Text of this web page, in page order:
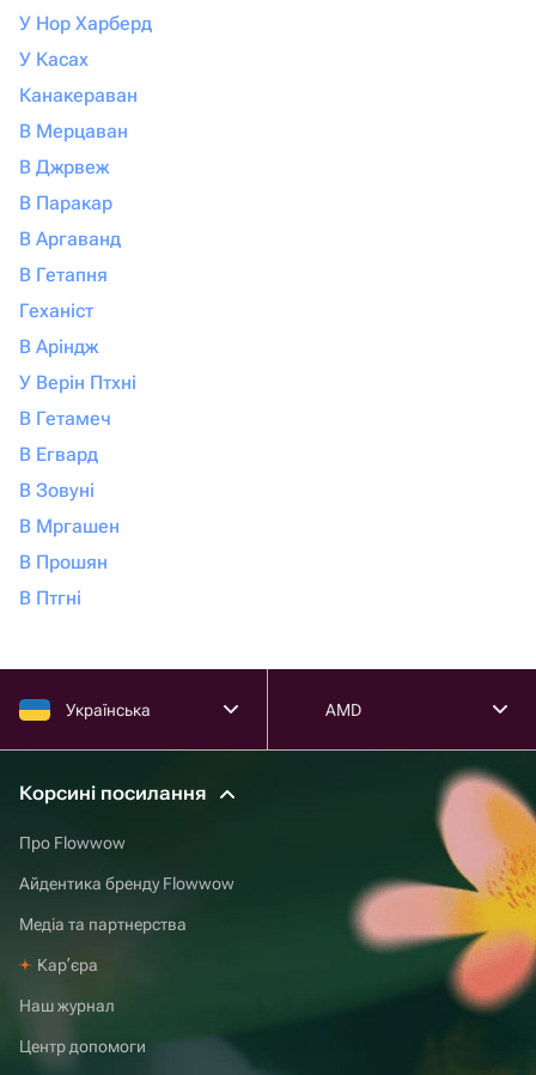
У Нор Харберд
У Касах
Канакераван
В Мерцаван
В Джрвеж
В Паракар
В Аргаванд
В Гетапня
Геханіст
В Аріндж
У Верін Птхні
В Гетамеч
В Егвард
В Зовуні
В Мргашен
В Прошян
В Птгні
Українська AMD
Корсині посилання
Про Flowwow
Айдентика бренду Flowwow
Медіа та партнерства
Карʼєра
Наш журнал
Центр допомоги